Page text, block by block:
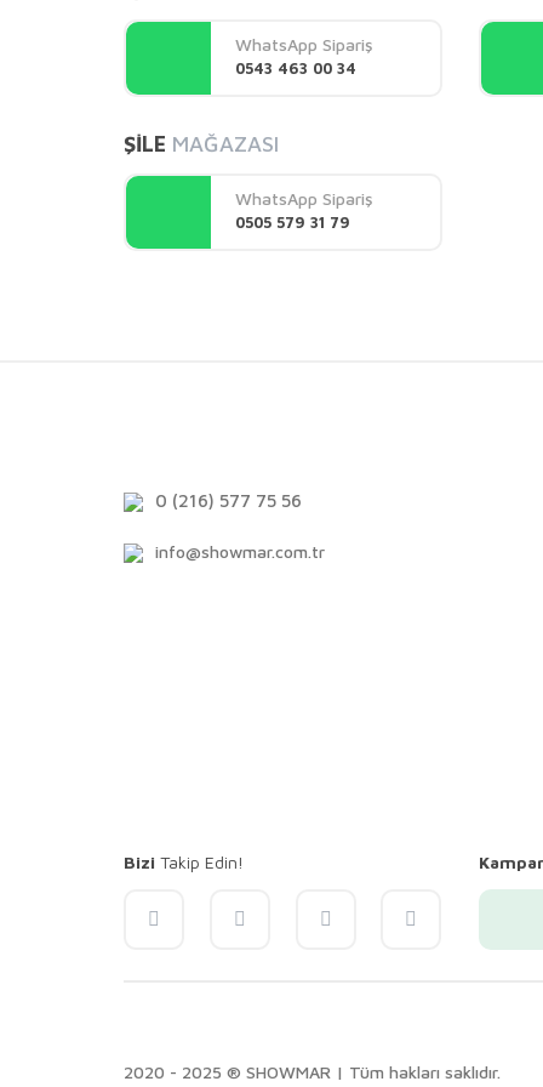
Ürün açıklamasında eksik bilgiler bulunuyor.
Ürün bilgilerinde hatalar bulunuyor.
Ürün fiyatı diğer sitelerden daha pahalı.
Bu ürüne benzer farklı alternatifler olmalı.
WhatsApp Sipariş
0543 463 00 34
ŞİLE MAĞAZASI
WhatsApp Sipariş
0505 579 31 79
0 (216) 577 75 56
info@showmar.com.tr
Bizi Takip Edin!
2020 - 2025 ® SHOWMAR | Tüm hakları saklıdır.